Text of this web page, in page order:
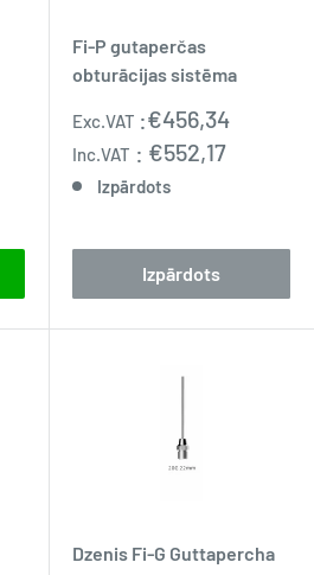
Fi-P gutaperčas
obturācijas sistēma
Pārdošanas
cena
Exc.VAT :€456,34
Inc.VAT : €552,17
Izpārdots
Izpārdots
Dzenis Fi-G Guttapercha